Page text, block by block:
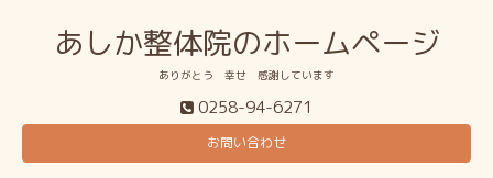
あしか整体院のホームページ
ありがとう 幸せ 感謝しています
0258-94-6271
お問い合わせ